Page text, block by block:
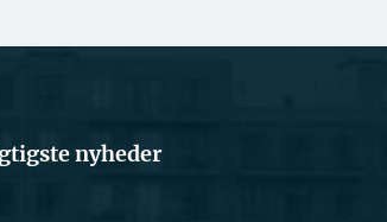
nyheder